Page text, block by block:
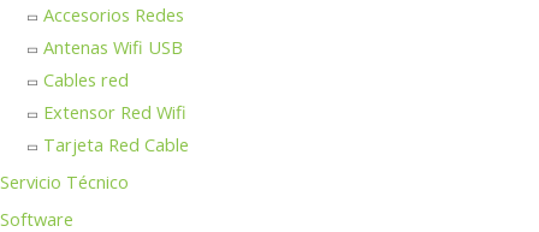
Accesorios Redes
Antenas Wifi USB
Cables red
Extensor Red Wifi
Tarjeta Red Cable
Servicio Técnico
Software